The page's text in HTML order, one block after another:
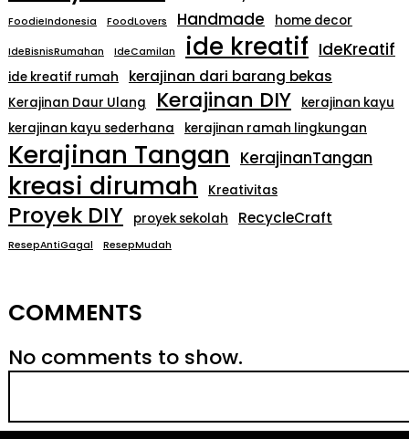
FoodieIndonesia
FoodLovers Handmade home decor
IdeBisnisRumahan IdeCamilan ide kreatif IdeKreatif
ide kreatif rumah kerajinan dari barang bekas
Kerajinan Daur Ulang Kerajinan DIY
kerajinan kayu
kerajinan kayu sederhana
kerajinan ramah lingkungan
Kerajinan Tangan KerajinanTangan
kreasi dirumah Kreativitas
Proyek DIY proyek sekolah RecycleCraft
ResepAntiGagal ResepMudah
COMMENTS
No comments to show.
S
a